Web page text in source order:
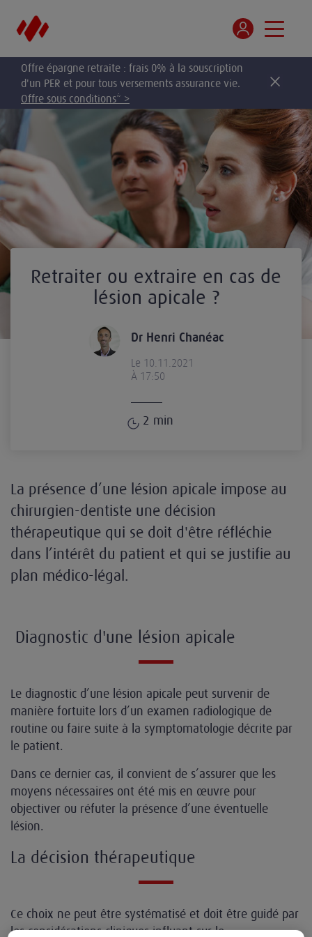
Offre épargne retraite : frais 0% à la souscription
d'un PER et pour tous versements assurance vie.
Offre sous conditions* >
Retraiter ou extraire en cas de
lésion apicale ?
Dr Henri Chanéac
Le 10.11.2021
À 17:50
2 min
La présence d’une lésion apicale impose au
chirurgien-dentiste une décision
thérapeutique qui se doit d'être réfléchie
dans l’intérêt du patient et qui se justifie au
plan médico-légal.
Diagnostic d'une lésion apicale
Le diagnostic d’une lésion apicale peut survenir de
manière fortuite lors d’un examen radiologique de
routine ou faire suite à la symptomatologie décrite par
le patient.
Dans ce dernier cas, il convient de s’assurer que les
moyens nécessaires ont été mis en œuvre pour
objectiver ou réfuter la présence d’une éventuelle
lésion.
La décision thérapeutique
Ce choix ne peut être systématisé et doit être guidé par
les considérations cliniques influant sur le